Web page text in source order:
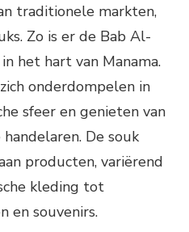
traditionele markten,
Zo is er de Bab Al-
het hart van Manama.
onderdompelen in
sfeer en genieten van
De souk
producten, variërend
kleding tot
en souvenirs.